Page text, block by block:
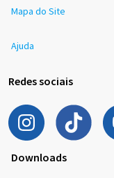
Mapa do Site
Ajuda
Redes sociais
Downloads